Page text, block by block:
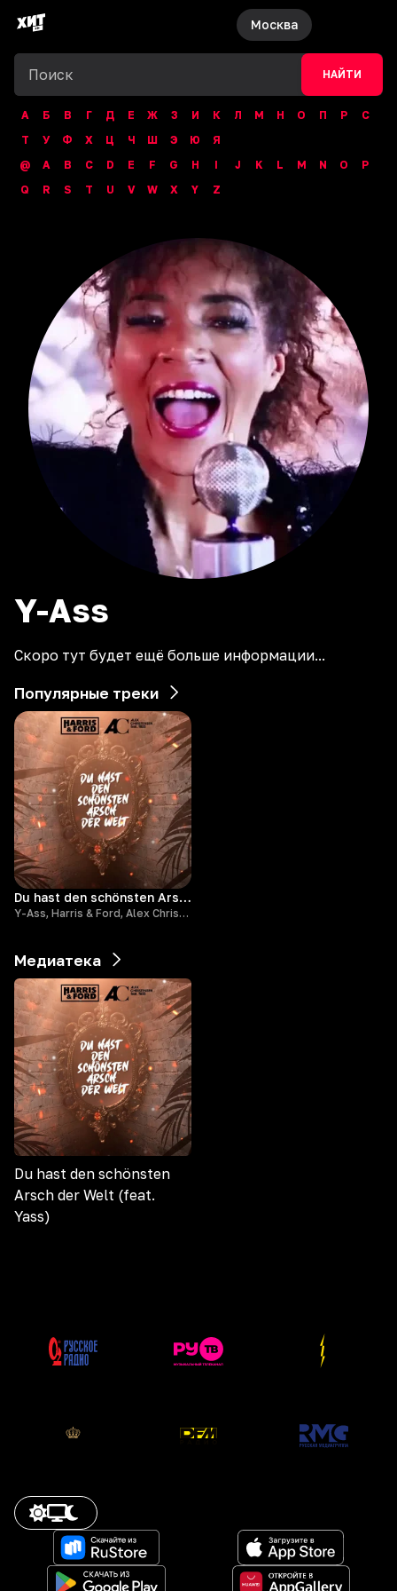
Москва
НАЙТИ
А Б В Г Д Е Ж З И К Л М Н О П Р
С
Т
У Ф Х Ц Ч Ш Э Ю
Я
@
A B C D E F G H I J K L M N O
P
Q
R S T U V W X Y Z
Y-Ass
Скоро тут будет ещё больше информации...
Популярные треки
Du hast den schönsten Arsch der Welt (feat. Yass)
Y-Ass, Harris & Ford, Alex Christensen
Медиатека
Du hast den schönsten
Arsch der Welt (feat.
Yass)